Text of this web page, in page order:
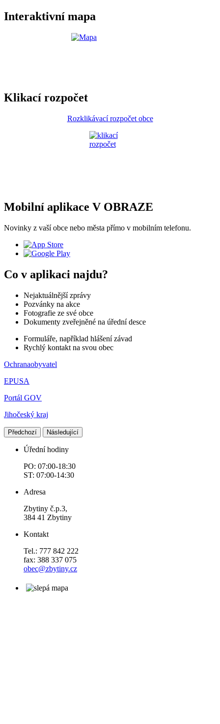
Interaktivní mapa
Klikací rozpočet
Rozklikávací rozpočet obce
Mobilní aplikace V OBRAZE
Novinky z vaší obce nebo města přímo v mobilním telefonu.
Co v aplikaci najdu?
Nejaktuálnější zprávy
Pozvánky na akce
Fotografie ze své obce
Dokumenty zveřejněné na úřední desce
Formuláře, například hlášení závad
Rychlý kontakt na svou obec
Ochranaobyvatel
EPUSA
Portál GOV
Jihočeský kraj
Předchozí Následující
Úřední hodiny
PO: 07:00-18:30
ST: 07:00-14:30
Adresa
Zbytiny č.p.3,
384 41 Zbytiny
Kontakt
Tel.: 777 842 222
fax: 388 337 075
obec@zbytiny.cz